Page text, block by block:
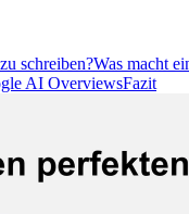
schreiben?Was macht
AI OverviewsFazit